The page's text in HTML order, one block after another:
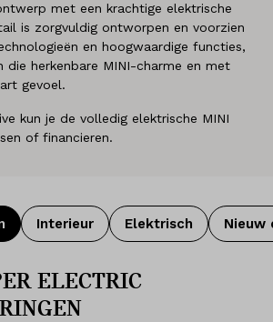
met een krachtige elektrische
is zorgvuldig ontworpen en voorzien
en hoogwaardige functies,
die herkenbare MINI-charme en met
gevoel.
kun je de volledig elektrische MINI
of financieren.
Interieur Elektrisch Nieuw
ELECTRIC